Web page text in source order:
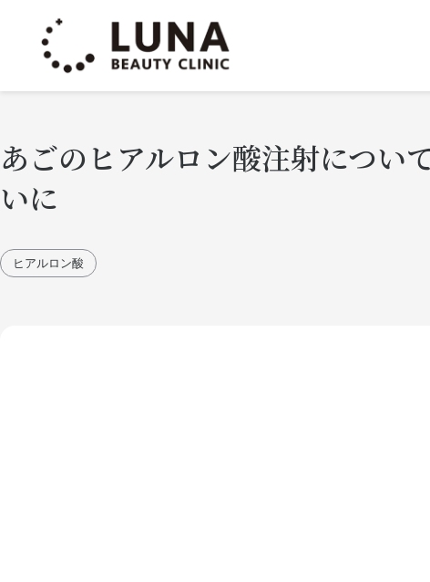
あごのヒアルロン酸注射につい
いに
ヒアルロン酸